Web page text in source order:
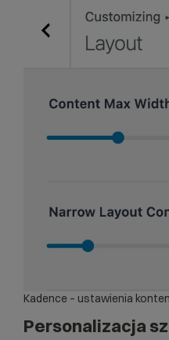
Kadence – ustawienia
Personalizacja